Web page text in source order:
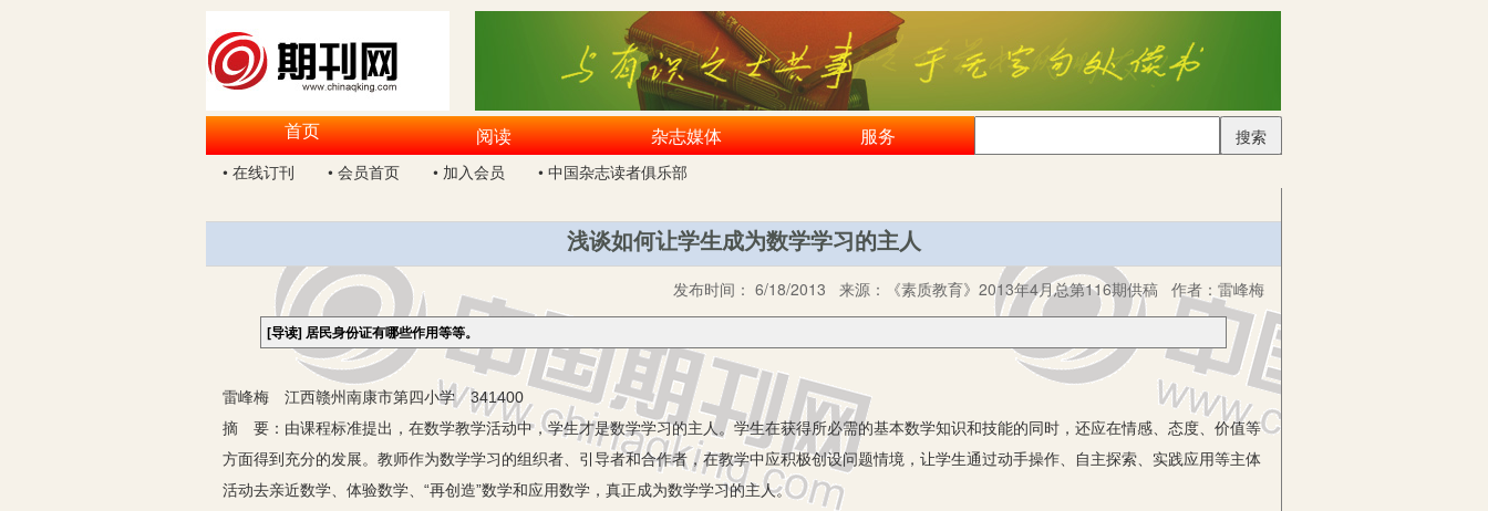
首页 阅读 杂志媒体 服务
搜索
• 在线订刊
• 会员首页 • 加入会员 • 中国杂志读者俱乐部
浅谈如何让学生成为数学学习的主人
发布时间： 6/18/2013 来源： 《素质教育》2013年4月总第116期供稿 作者： 雷峰梅
[导读] 居民身份证有哪些作用等等。
雷峰梅 江西赣州南康市第四小学 341400
摘 要：由课程标准提出，在数学教学活动中，学生才是数学学习的主人。学生在获得所必需的基本数学知识和技能的同时，还应在情感、态度、价值等
方面得到充分的发展。教师作为数学学习的组织者、引导者和合作者，在教学中应积极创设问题情境，让学生通过动手操作、自主探索、实践应用等主体
活动去亲近数学、体验数学、“再创造”数学和应用数学，真正成为数学学习的主人。